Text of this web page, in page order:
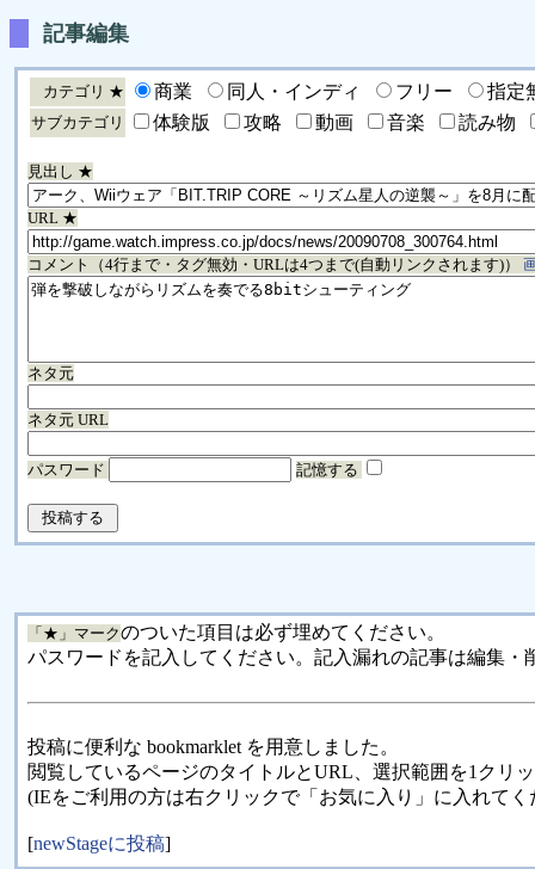
記事編集
カテゴリ ★ 商業 同人・インディ フリー 指定
サブカテゴリ 体験版 攻略 動画 音楽 読み物
見出し ★
URL ★
コメント（4行まで・タグ無効・URLは4つまで(自動リンクされます)）
ネタ元
ネタ元 URL
パスワード 記憶する
「★」マークのついた項目は必ず埋めてください。
パスワードを記入してください。記入漏れの記事は編集・
投稿に便利な bookmarklet を用意しました。
閲覧しているページのタイトルとURL、選択範囲を1クリ
(IEをご利用の方は右クリックで「お気に入り」に入れてく
[newStageに投稿]